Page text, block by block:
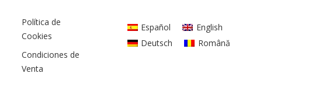
Política de
Cookies
Condiciones de
Venta
Español
English
Deutsch
Română